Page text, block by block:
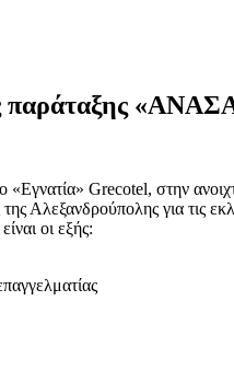
παράταξης
«Εγνατία» Grecotel, στην
Αλεξανδρούπολης για τις
οι εξής: